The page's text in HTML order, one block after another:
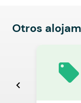
Otros
chevron_left
local_offer